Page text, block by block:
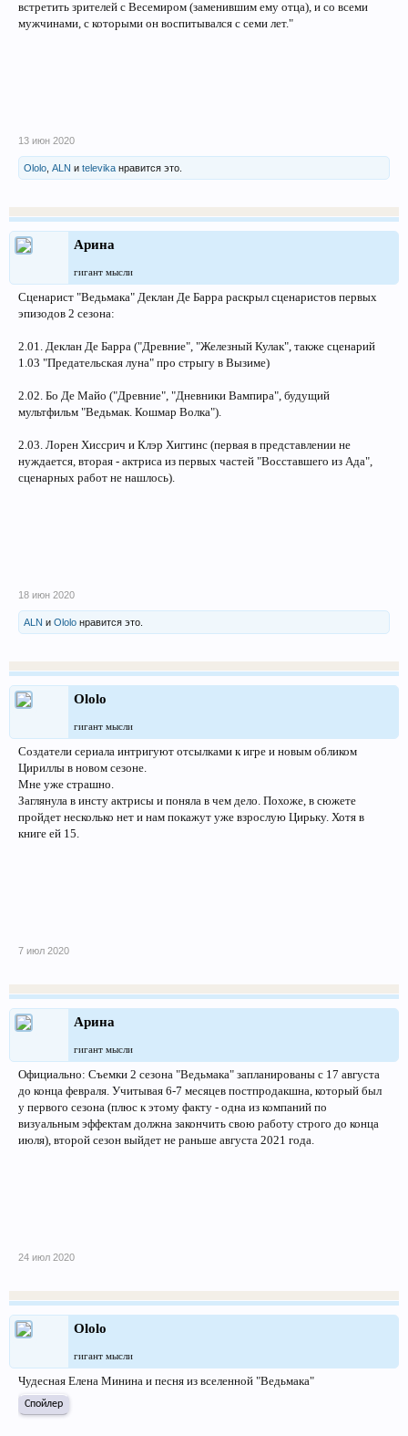
встретить зрителей с Весемиром (заменившим ему отца), и со всеми
мужчинами, с которыми он воспитывался с семи лет."
13 июн 2020
Ololo ALN и televika нравится это.
Арина
гигант мысли
Сценарист "Ведьмака" Деклан Де Барра раскрыл сценаристов первых
эпизодов 2 сезона:
2.01. Деклан Де Барра ("Древние", "Железный Кулак", также сценарий
1.03 "Предательская луна" про стрыгу в Вызиме)
2.02. Бо Де Майо ("Древние", "Дневники Вампира", будущий
мультфильм "Ведьмак. Кошмар Волка").
2.03. Лорен Хиссрич и Клэр Хиггинс (первая в представлении не
нуждается, вторая - актриса из первых частей "Восставшего из Ада",
сценарных работ не нашлось).
18 июн 2020
ALN и Ololo нравится это.
Ololo
гигант мысли
Создатели сериала интригуют отсылками к игре и новым обликом
Цириллы в новом сезоне.
Мне уже страшно.
Заглянула в инсту актрисы и поняла в чем дело. Похоже, в сюжете
пройдет несколько нет и нам покажут уже взрослую Цирьку. Хотя в
книге ей 15.
7 июл 2020
Арина
гигант мысли
Официально: Съемки 2 сезона "Ведьмака" запланированы с 17 августа
до конца февраля. Учитывая 6-7 месяцев постпродакшна, который был
у первого сезона (плюс к этому факту - одна из компаний по
визуальным эффектам должна закончить свою работу строго до конца
июля), второй сезон выйдет не раньше августа 2021 года.
24 июл 2020
Ololo
гигант мысли
Чудесная Елена Минина и песня из вселенной "Ведьмака"
Спойлер